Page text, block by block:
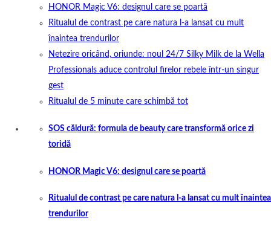
HONOR Magic V6: designul care se poartă
Ritualul de contrast pe care natura l-a lansat cu mult
înaintea trendurilor
Netezire oricând, oriunde: noul 24/7 Silky Milk de la Wella
Professionals aduce controlul firelor rebele într-un singur
gest
Ritualul de 5 minute care schimbă tot
SOS căldură: formula de beauty care transformă orice zi
toridă
HONOR Magic V6: designul care se poartă
Ritualul de contrast pe care natura l-a lansat cu mult înaintea
trendurilor